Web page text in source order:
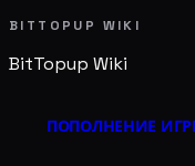
BITTOPUP WIKI
BitTopup Wiki
ПОПОЛНЕНИЕ